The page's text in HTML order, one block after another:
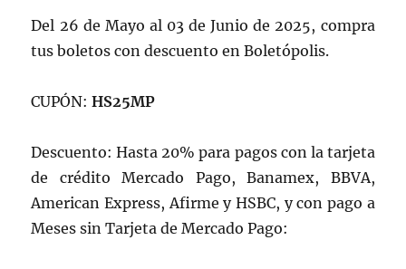
Del 26 de Mayo al 03 de Junio de 2025, compra
tus boletos con descuento en Boletópolis.
CUPÓN:HS25MP
Descuento: Hasta 20% para pagos con la tarjeta
de crédito Mercado Pago, Banamex, BBVA,
American Express, Afirme y HSBC, y con pago a
Meses sin Tarjeta de Mercado Pago: